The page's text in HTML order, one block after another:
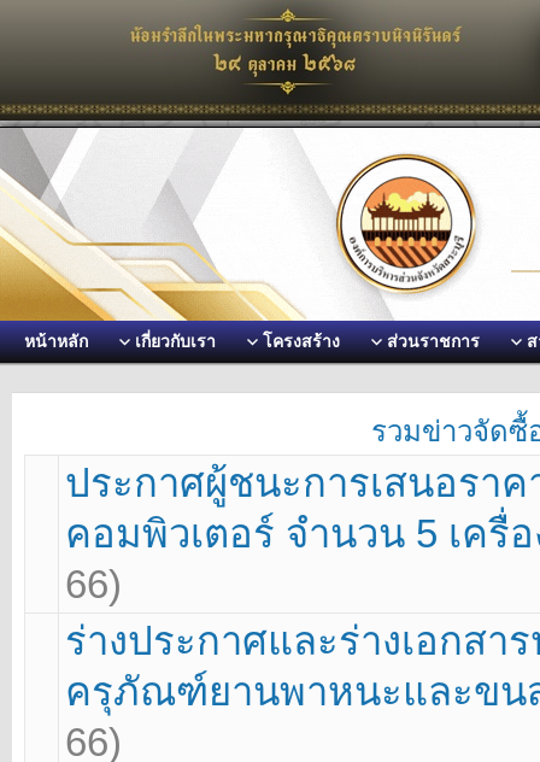
หน้าหลัก เกี่ยวกับเรา โครงสร้าง ส่วนราชการ ส
รวมข่าวจัดซื้
ประกาศผู้ชนะการเสนอรา
คอมพิวเตอร์ จำนวน 5 เครื่
66)
ร่างประกาศและร่างเอกสา
ครุภัณฑ์ยานพาหนะและขน
66)